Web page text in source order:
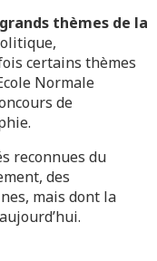
grands thèmes de la
certains thèmes
Normale
de
reconnues du
des
mais dont la